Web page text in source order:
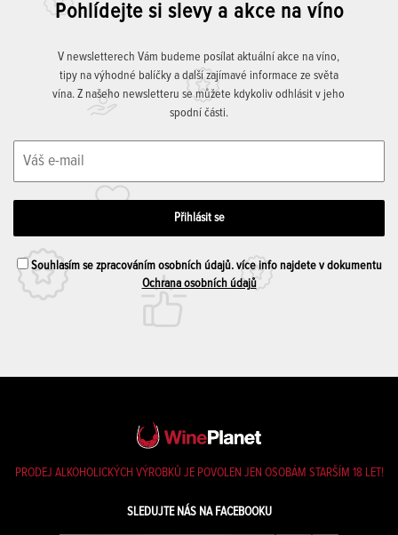
Pohlídejte si slevy a akce na víno
V newsletterech Vám budeme posílat aktuální akce na víno,
tipy na výhodné balíčky a další zajímavé informace ze světa
vína. Z našeho newsletteru se můžete kdykoliv odhlásit v jeho
spodní části.
Souhlasím se zpracováním osobních údajů. více info najdete v dokumentu
Ochrana osobních údajů
PRODEJ ALKOHOLICKÝCH VÝROBKŮ JE POVOLEN JEN OSOBÁM STARŠÍM 18 LET!
SLEDUJTE NÁS NA FACEBOOKU